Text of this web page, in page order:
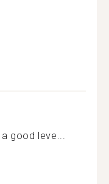
good leve...